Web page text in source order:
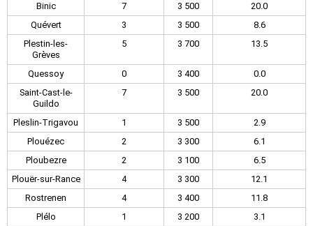
Binic
7 3 500
20.0
Quévert
3 3 500
8.6
Plestin-les-
Grèves
5 3 700 13.5
Quessoy 0 3 400
0.0
Saint-Cast-le-
Guildo
7 3 500 20.0
Pleslin-Trigavou 1 3 500
2.9
Plouézec
2 3 300
6.1
Ploubezre
2 3 100
6.5
Plouër-sur-Rance
4 3 300
12.1
Rostrenen
4 3 400
11.8
Plélo
1 3 200
3.1